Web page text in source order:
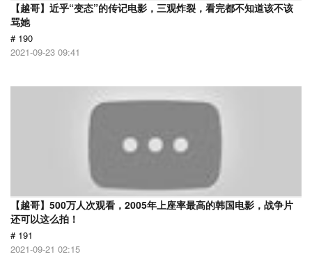
【越哥】近乎“变态”的传记电影，三观炸裂，看完都不知道该不该
骂她
# 190
2021-09-23 09:41
【越哥】500万人次观看，2005年上座率最高的韩国电影，战争片
还可以这么拍！
# 191
2021-09-21 02:15